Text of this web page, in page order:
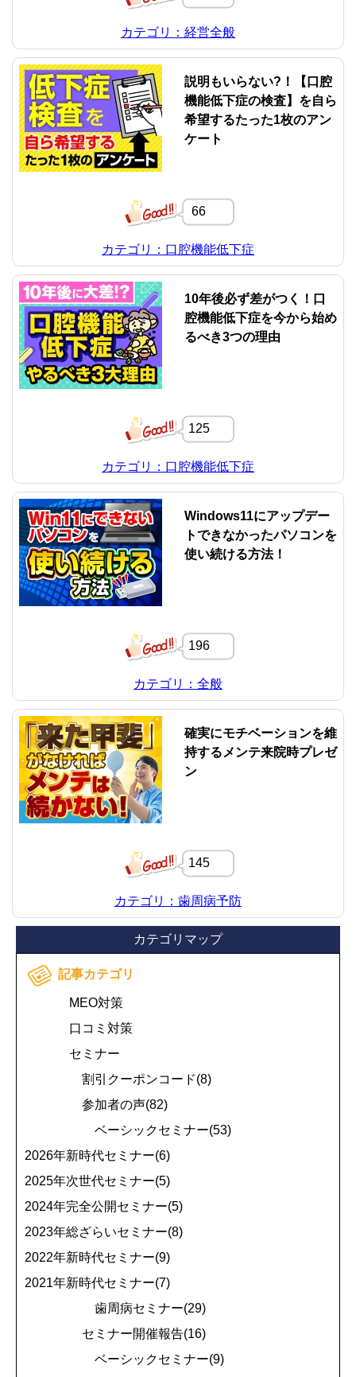
カテゴリ：経営全般
説明もいらない?！【口腔
機能低下症の検査】を自ら
希望するたった1枚のアン
ケート
66
カテゴリ：口腔機能低下症
10年後必ず差がつく！口
腔機能低下症を今から始め
るべき3つの理由
125
カテゴリ：口腔機能低下症
Windows11にアップデー
トできなかったパソコンを
使い続ける方法！
196
カテゴリ：全般
確実にモチベーションを維
持するメンテ来院時プレゼ
ン
145
カテゴリ：歯周病予防
カテゴリマップ
記事カテゴリ
MEO対策
口コミ対策
セミナー
割引クーポンコード(8)
参加者の声(82)
ベーシックセミナー(53)
2026年新時代セミナー(6)
2025年次世代セミナー(5)
2024年完全公開セミナー(5)
2023年総ざらいセミナー(8)
2022年新時代セミナー(9)
2021年新時代セミナー(7)
歯周病セミナー(29)
セミナー開催報告(16)
ベーシックセミナー(9)